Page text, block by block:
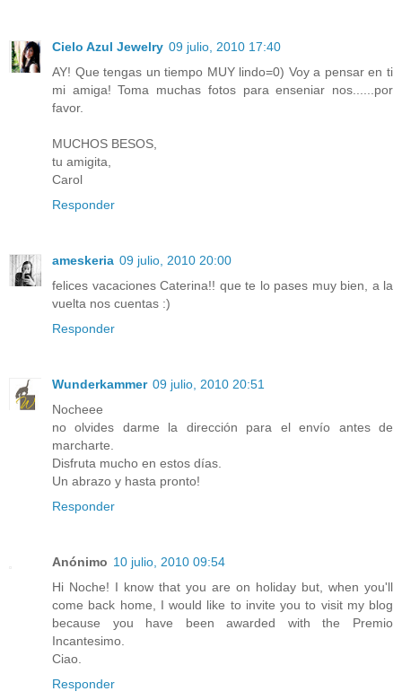
Cielo Azul Jewelry 09 julio, 2010 17:40
AY! Que tengas un tiempo MUY lindo=0) Voy a pensar en ti
mi amiga! Toma muchas fotos para enseniar nos......por
favor.
MUCHOS BESOS,
tu amigita,
Carol
Responder
ameskeria 09 julio, 2010 20:00
felices vacaciones Caterina!! que te lo pases muy bien, a la
vuelta nos cuentas :)
Responder
Wunderkammer 09 julio, 2010 20:51
Nocheee
no olvides darme la dirección para el envío antes de
marcharte.
Disfruta mucho en estos días.
Un abrazo y hasta pronto!
Responder
Anónimo 10 julio, 2010 09:54
Hi Noche! I know that you are on holiday but, when you'll
come back home, I would like to invite you to visit my blog
because you have been awarded with the Premio
Incantesimo.
Ciao.
Responder